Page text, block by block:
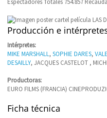
Espectadores Totales 754.857
Producción e
Intérpretes:
MIKE MARSHALL, SOPHIE DARES,
DESAILLY, JACQUES CASTELOT ,
Productoras:
EURO FILMS (FRANCIA)
Ficha técnica